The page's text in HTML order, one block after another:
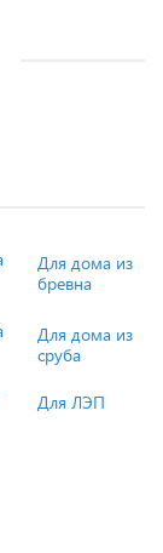
Для дома из
бревна
Для дома из
сруба
Для ЛЭП